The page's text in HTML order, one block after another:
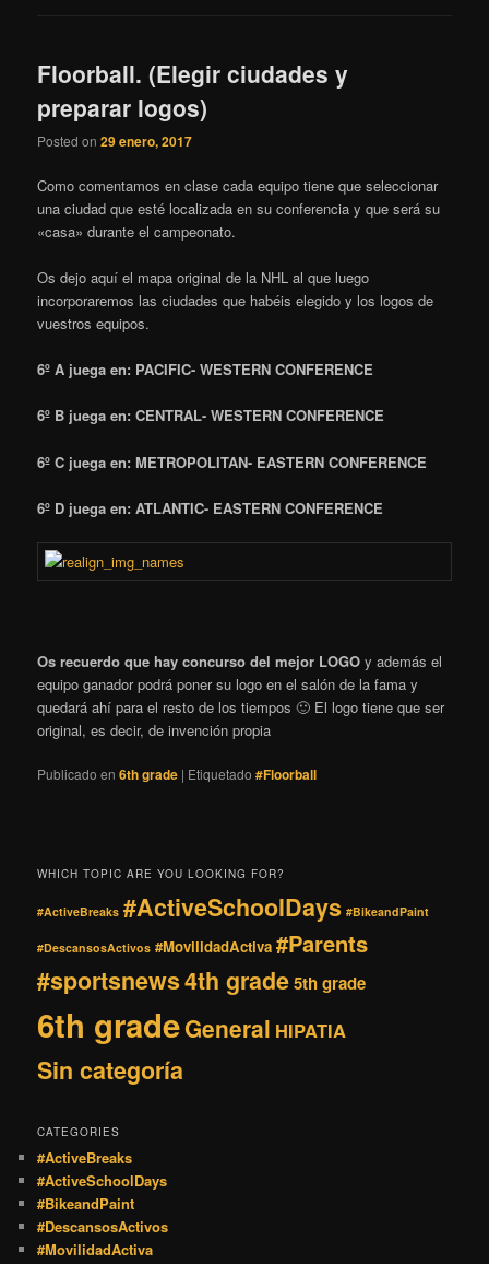
Floorball. (Elegir ciudades y
preparar logos)
Posted on29 enero, 2017
Como comentamos en clase cada equipo tiene que seleccionar
una ciudad que esté localizada en su conferencia y que será su
«casa» durante el campeonato.
Os dejo aquí el mapa original de la NHL al que luego
incorporaremos las ciudades que habéis elegido y los logos de
vuestros equipos.
6º A juega en: PACIFIC- WESTERN CONFERENCE
6º B juega en: CENTRAL- WESTERN CONFERENCE
6º C juega en: METROPOLITAN- EASTERN CONFERENCE
6º D juega en: ATLANTIC- EASTERN CONFERENCE
Os recuerdo que hay concurso del mejor LOGO y además el
equipo ganador podrá poner su logo en el salón de la fama y
quedará ahí para el resto de los tiempos 🙂 El logo tiene que ser
original, es decir, de invención propia
Publicado en 6th grade | Etiquetado #Floorball
WHICH TOPIC ARE YOU LOOKING FOR?
#ActiveBreaks #ActiveSchoolDays #BikeandPaint
#DescansosActivos #MovilidadActiva #Parents
#sportsnews4th grade5th grade
6th gradeGeneral HIPATIA
Sin categoría
CATEGORIES
#ActiveBreaks
#ActiveSchoolDays
#BikeandPaint
#DescansosActivos
#MovilidadActiva